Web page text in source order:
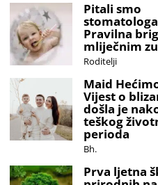
© 2020 -
Sva prava zadržana.
dozvole
Developed
IZAŠAO JE NOVI MAGAZIN!
Pitali smo
stomatologa
Pravilna
mliječnim
Roditelji
Maid
Vijest o
došla je
teškog
perioda
Bh.
Prva ljetna